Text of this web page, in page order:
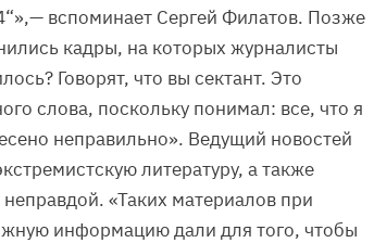
вспоминает Сергей Филатов. Позже
кадры, на которых журналисты
Говорят, что вы сектант. Это
слова, поскольку понимал: все, что я
неправильно». Ведущий новостей
литературу, а также
«Таких материалов при
информацию дали для того, чтобы